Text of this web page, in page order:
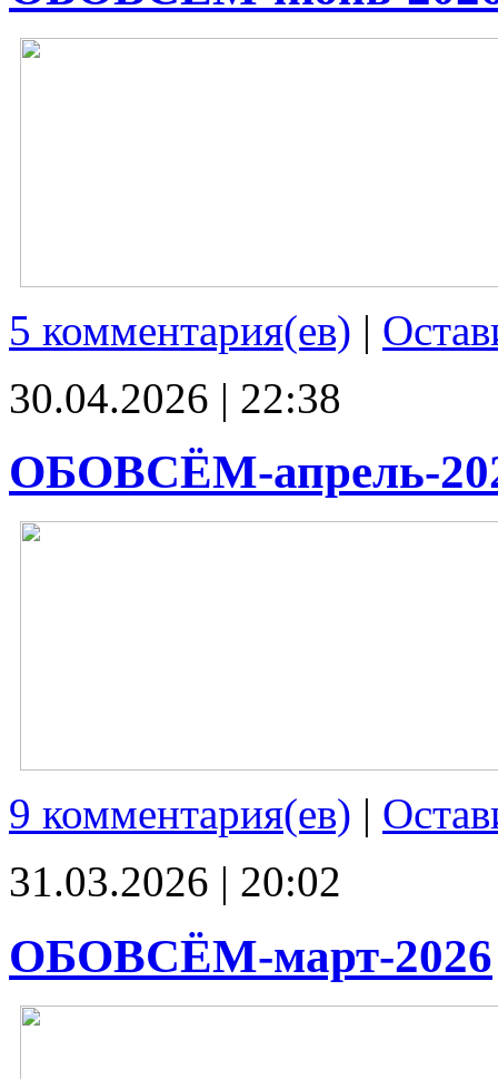
5 комментария(ев) |
30.04.2026 | 22:38
ОБОВСЁМ-апрель-
9 комментария(ев) |
31.03.2026 | 20:02
ОБОВСЁМ-март-2026